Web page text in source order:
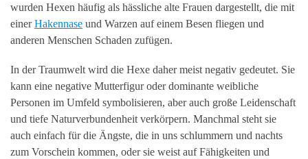
wurden Hexen häufig als hässliche alte Frauen dargestellt, die mit
einerHakennase und Warzen auf einem Besen fliegen und
anderen Menschen Schaden zufügen.
In der Traumwelt wird die Hexe daher meist negativ gedeutet. Sie
kann eine negative Mutterfigur oder dominante weibliche
Personen im Umfeld symbolisieren, aber auch große Leidenschaft
und tiefe Naturverbundenheit verkörpern. Manchmal steht sie
auch einfach für die Ängste, die in uns schlummern und nachts
zum Vorschein kommen, oder sie weist auf Fähigkeiten und